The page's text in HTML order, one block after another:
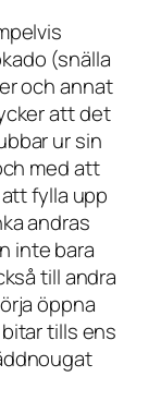
(snälla
och annat
att det
ur sin
med att
fylla upp
andras
inte bara
till andra
öppna
tills ens